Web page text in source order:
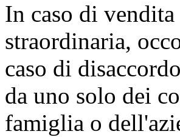
In caso di
straordinaria,
caso di
da uno solo dei
famiglia o